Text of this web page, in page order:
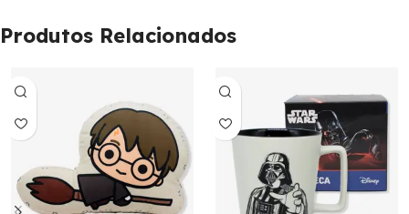
Produtos Relacionados